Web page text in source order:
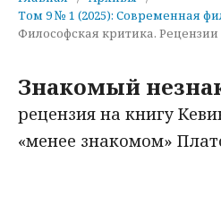
Том 9 № 1 (2025): Современная
Философская критика. Рецензии
Знакомый
рецензия на книгу
«менее знакомом»